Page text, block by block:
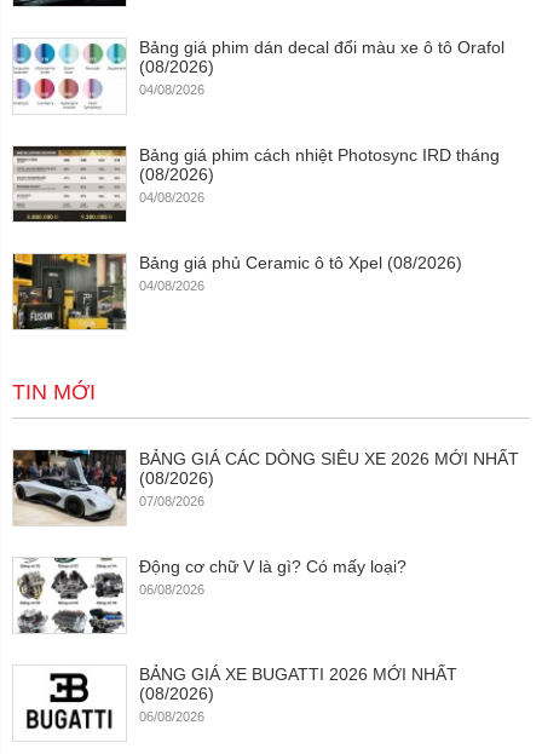
Bảng giá phim dán decal đổi màu xe ô tô Orafol
(08/2026)
04/08/2026
Bảng giá phim cách nhiệt Photosync IRD tháng
(08/2026)
04/08/2026
Bảng giá phủ Ceramic ô tô Xpel (08/2026)
04/08/2026
TIN MỚI
BẢNG GIÁ CÁC DÒNG SIÊU XE 2026 MỚI NHẤT
(08/2026)
07/08/2026
Động cơ chữ V là gì? Có mấy loại?
06/08/2026
BẢNG GIÁ XE BUGATTI 2026 MỚI NHẤT
(08/2026)
06/08/2026